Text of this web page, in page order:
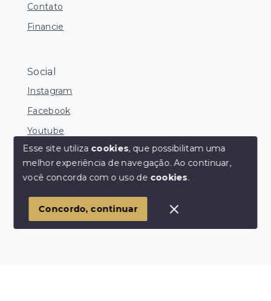
Contato
Financie
Social
Instagram
Facebook
Youtube
© Copyright 2026 - Ocean Consultoria de Imóveis -
SITE PARA IMOBILIARIA
Corretores Online
Esse site utiliza cookies, que possibilitam uma
melhor experiência de navegação.Ao continuar,
você concorda com o uso de cookies.
Concordo, continuar